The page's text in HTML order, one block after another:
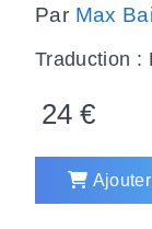
Par Max
Traduction :
24 €